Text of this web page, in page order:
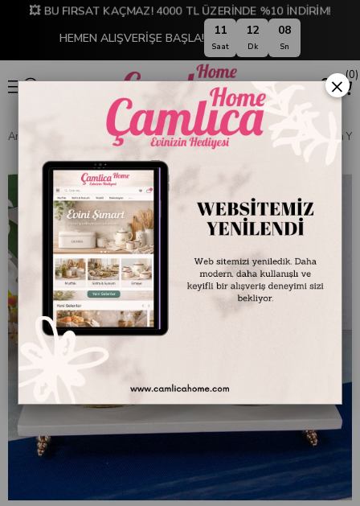
💥 BU FIRSAT KAÇMAZ! 4000 TL ÜZERİNDE %10 İNDİRİM!
HEMEN ALIŞVERİŞE BAŞLA! 11
Saat
12
Dk
07
Sn
0
Anasayfa SOFRA & MUTFAK ÇAY & KAHVE TAKIMLARI Ottoman
×